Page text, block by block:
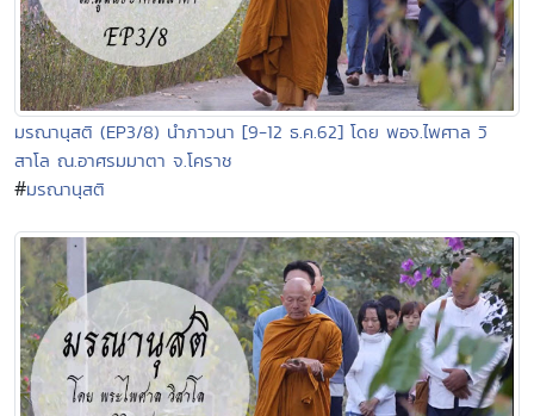
มรณานุสติ (EP3/8) นำภาวนา [9-12 ธ.ค.62] โดย พอจ.ไพศาล วิ
สาโล ณ.อาศรมมาตา จ.โคราช
#มรณานุสติ